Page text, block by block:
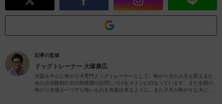
記事の監修
ドッグトレーナー 大塚康広
大阪を中心に怖がり犬専門ドッグトレーナーとして、怖がり犬の人生を変えるた
めの少頭数制の犬の幼稚園や訪問しつけをメインに行なっています。また全国の
怖がり犬達が一つでも怖いものを克服出来るように、また子犬が怖がりな犬にな